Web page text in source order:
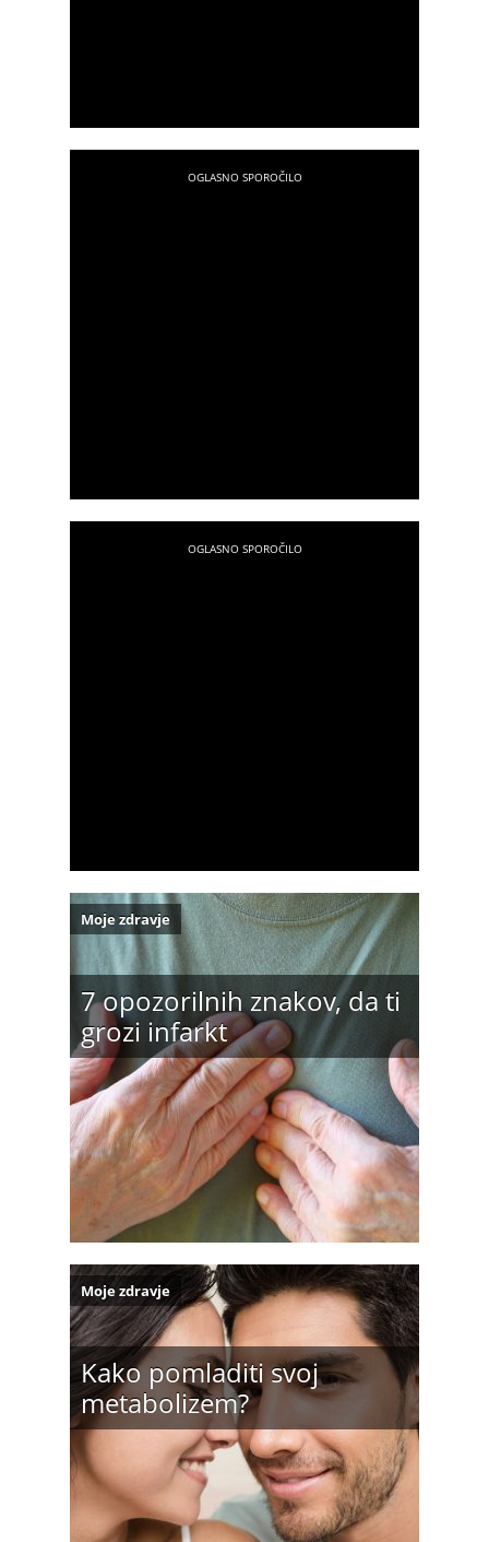
7 opozorilnih znakov, da ti
grozi infarkt
Moje zdravje
Kako pomladiti svoj
metabolizem?
Moje zdravje